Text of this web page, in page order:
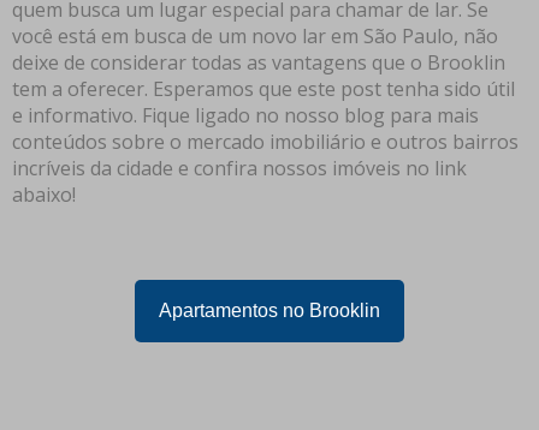
quem busca um lugar especial para chamar de lar. Se
você está em busca de um novo lar em São Paulo, não
deixe de considerar todas as vantagens que o Brooklin
tem a oferecer. Esperamos que este post tenha sido útil
e informativo. Fique ligado no nosso blog para mais
conteúdos sobre o mercado imobiliário e outros bairros
incríveis da cidade e confira nossos imóveis no link
abaixo!
Apartamentos no Brooklin